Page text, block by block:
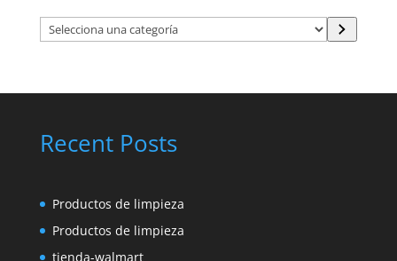
Selecciona
una
Recent Posts
Productos de limpieza
Productos de limpieza
tienda-walmart